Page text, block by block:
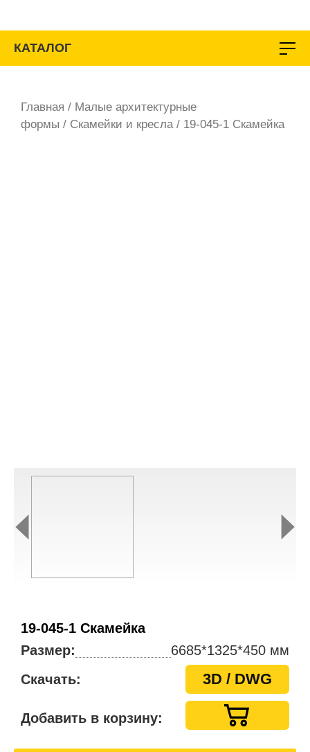
содержимому
КАТАЛОГ
Главная / Малые архитектурные
формы / Скамейки и кресла/ 19-045-1 Скамейка
19-045-1 Скамейка
Размер:
6685*1325*450 мм
Скачать:
3D / DWG
Добавить в корзину: